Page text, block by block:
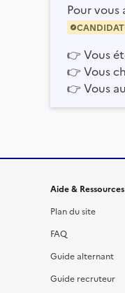
Pour
👉 Vous
👉 Vous
👉 Vous
Aide & Ressources
Plan du site
FAQ
Guide alternant
Guide recruteur